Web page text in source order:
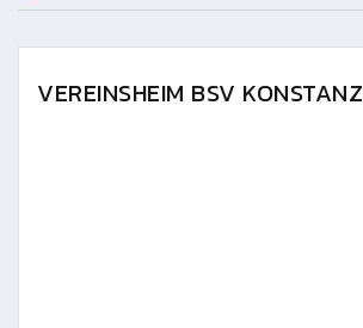
VEREINSHEIM BSV KONSTANZ